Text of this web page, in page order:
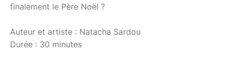
finalement le Père Noël ?
Auteur et artiste : Natacha Sardou
Durée : 30 minutes